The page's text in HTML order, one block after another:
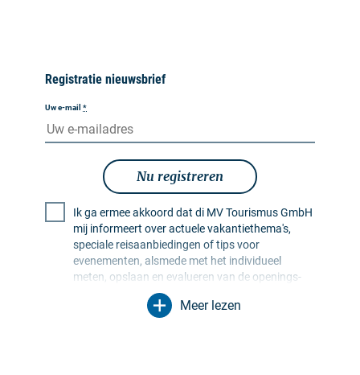
Registratie nieuwsbrief
Uw e-mail *
Nu registreren
Ik ga ermee akkoord dat di MV Tourismus GmbH
mij informeert over actuele vakantiethema's,
speciale reisaanbiedingen of tips voor
evenementen, alsmede met het individueel
meten, opslaan en evalueren van de openings-
en klikfrequentie in ontvangerprofielen ten
behoeve van de vormgeving van toekomstige
Meer lezen